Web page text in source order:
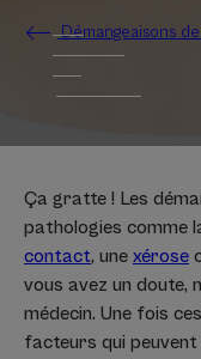
Démangeaisons
Ça gratte ! Les
pathologies comme
contact, une xérose
vous avez un doute,
médecin. Une fois
facteurs qui peuvent